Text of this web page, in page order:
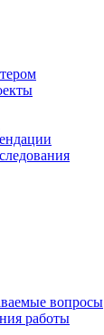
вопросы
работы